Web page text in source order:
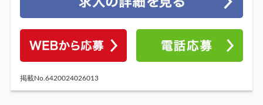
掲載No.6420024026013